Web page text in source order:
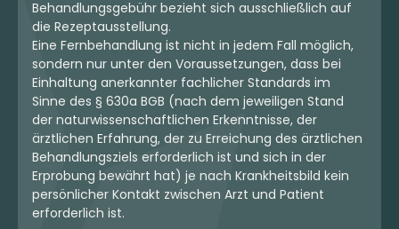
Behandlungsgebühr bezieht sich ausschließlich auf
die Rezeptausstellung.
Eine Fernbehandlung ist nicht in jedem Fall möglich,
sondern nur unter den Voraussetzungen, dass bei
Einhaltung anerkannter fachlicher Standards im
Sinne des § 630a BGB (nach dem jeweiligen Stand
der naturwissenschaftlichen Erkenntnisse, der
ärztlichen Erfahrung, der zu Erreichung des ärztlichen
Behandlungsziels erforderlich ist und sich in der
Erprobung bewährt hat) je nach Krankheitsbild kein
persönlicher Kontakt zwischen Arzt und Patient
erforderlich ist.